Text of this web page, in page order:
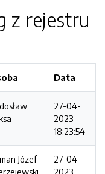
z rejestru
Data
27-04-
2023
18:23:54
Józef
27-04-
2023